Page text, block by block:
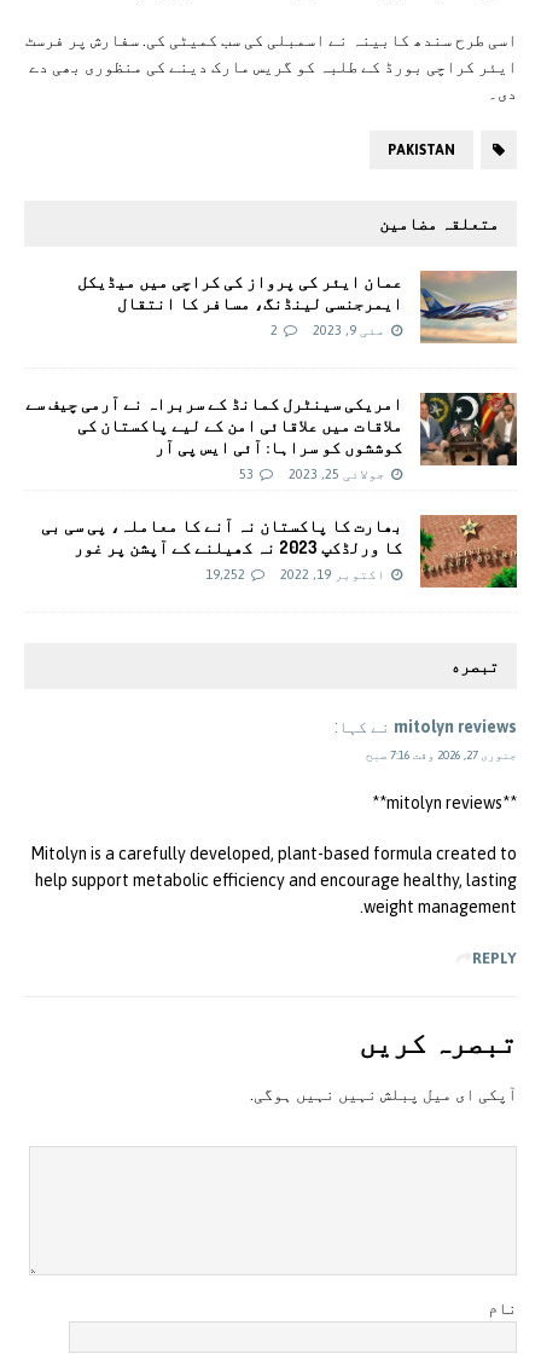
اسی طرح سندھ کابینہ نے اسمبلی کی سب کمیٹی کی. سفارش پر فرسٹ
ایئر کراچی بورڈ کے طلبہ کو گریس مارک دینے کی منظوری بھی دے
دی۔
PAKISTAN
متعلقہ مضامین
عمان ایئر کی پرواز کی کراچی میں میڈیکل
ایمرجنسی لینڈنگ، مسافر کا انتقال
مئی 9, 2023 2
امریکی سینٹرل کمانڈ کے سربراہ نے آرمی چیف سے
ملاقات میں علاقائی امن کے لیے پاکستان کی
کوششوں کو سراہا: آئی ایس پی آر
جولائی 25, 2023 53
بھارت کا پاکستان نہ آنے کا معاملہ، پی سی بی
کا ورلڈکپ 2023 نہ کھیلنے کے آپشن پر غور
اکتوبر 19, 2022 19,252
تبصره
mitolyn reviews نے کہا:
جنوری 27, 2026 وقت 7:16 صبح
**mitolyn reviews**
Mitolyn is a carefully developed, plant-based formula created to
help support metabolic efficiency and encourage healthy, lasting
weight management.
REPLY
تبصرہ کريں
آپکی ای ميل پبلش نہيں نہيں ہوگی.
نام